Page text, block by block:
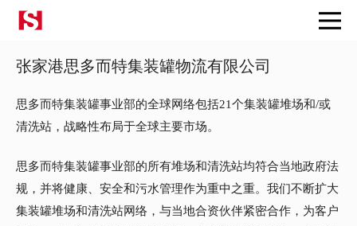
返回
张家港思多而特集装罐物流有限公司
思多而特集装罐事业部的全球网络包括21个集装罐堆场和/或
清洗站，战略性布局于全球主要市场。
思多而特集装罐事业部的所有堆场和清洗站均符合当地政府法
规，并将健康、安全和污水管理作为重中之重。我们不断扩大
集装罐堆场和清洗站网络，与当地合资伙伴紧密合作，为客户